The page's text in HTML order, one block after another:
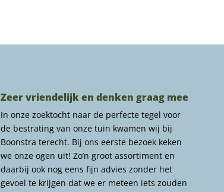
Zeer vriendelijk en denken graag mee
In onze zoektocht naar de perfecte tegel voor
de bestrating van onze tuin kwamen wij bij
Boonstra terecht. Bij ons eerste bezoek keken
we onze ogen uit! Zo’n groot assortiment en
daarbij ook nog eens fijn advies zonder het
gevoel te krijgen dat we er meteen iets zouden